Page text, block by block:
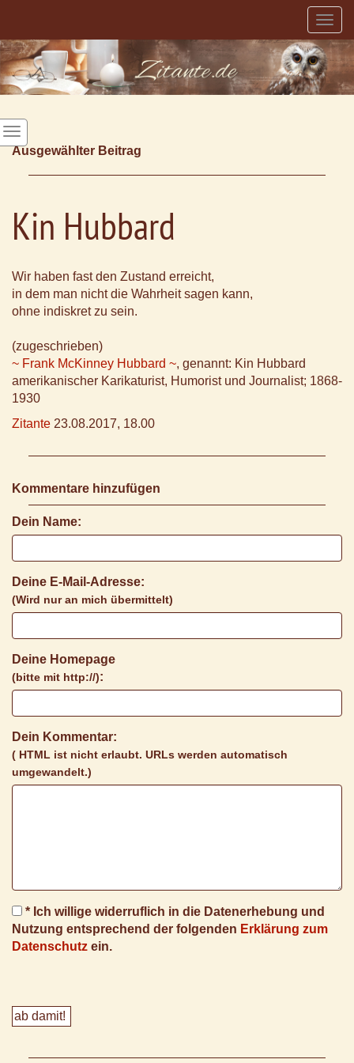
Ausgewählter Beitrag
Kin Hubbard
Wir haben fast den Zustand erreicht,
in dem man nicht die Wahrheit sagen kann,
ohne indiskret zu sein.
(zugeschrieben)
~ Frank McKinney Hubbard ~, genannt: Kin Hubbard
amerikanischer Karikaturist, Humorist und Journalist; 1868-
1930
Zitante 23.08.2017, 18.00
Kommentare hinzufügen
Dein Name:
Deine E-Mail-Adresse:
(Wird nur an mich übermittelt)
Deine Homepage
(bitte mit http://):
Dein Kommentar:
( HTML ist nicht erlaubt. URLs werden automatisch
umgewandelt.)
* Ich willige widerruflich in die Datenerhebung und
Nutzung entsprechend der folgenden Erklärung zum
Datenschutz ein.